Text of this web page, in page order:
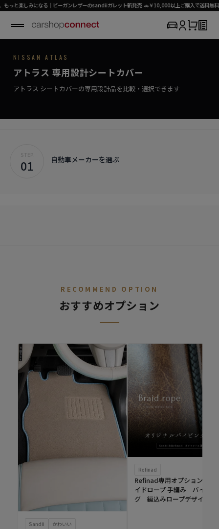
しみになる｜ビーガンレザーのsandiiガレット新発売 🚗￥10,000以上ご購入で送料無料（パ
NISSAN / ATLAS
SEAT COVER COLLECTION
ATLAS
専用シートカバー
プロの誇り、確かなシートカバー。
初めての方はこちら›
NISSAN ATLAS
アトラス 専用設計シートカバー
アトラス シートカバーの専用設計品を比較・選択できます
STEP.
01 自動車メーカーを選ぶ
があればご連絡ください。
ファブリック シートカバー診断
RECOMMEND OPTION
おすすめオプション
Sandii かわいい
Refinad
Refinad専用オプション ブ
イドロープ 手編み パイピン
グ 編込みロープデザイン